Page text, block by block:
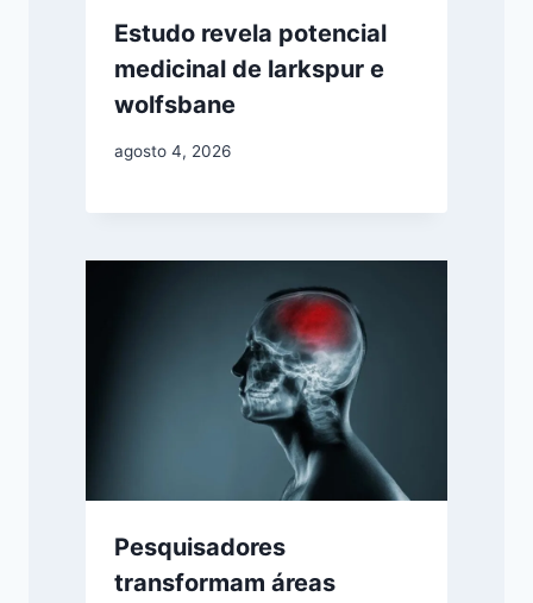
Estudo revela potencial
medicinal de larkspur e
wolfsbane
agosto 4, 2026
Pesquisadores
transformam áreas